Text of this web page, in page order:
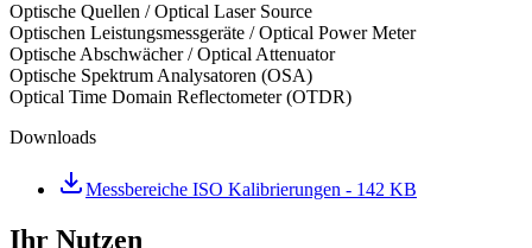
Optische Quellen / Optical Laser Source
Optischen Leistungsmessgeräte / Optical Power Meter
Optische Abschwächer / Optical Attenuator
Optische Spektrum Analysatoren (OSA)
Optical Time Domain Reflectometer (OTDR)
Downloads
Messbereiche ISO Kalibrierungen - 142 KB
Ihr Nutzen